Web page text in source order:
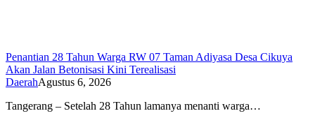
Penantian 28 Tahun Warga RW 07 Taman Adiyasa Desa Cikuya
Akan Jalan Betonisasi Kini Terealisasi
DaerahAgustus 6, 2026
Tangerang – Setelah 28 Tahun lamanya menanti warga…